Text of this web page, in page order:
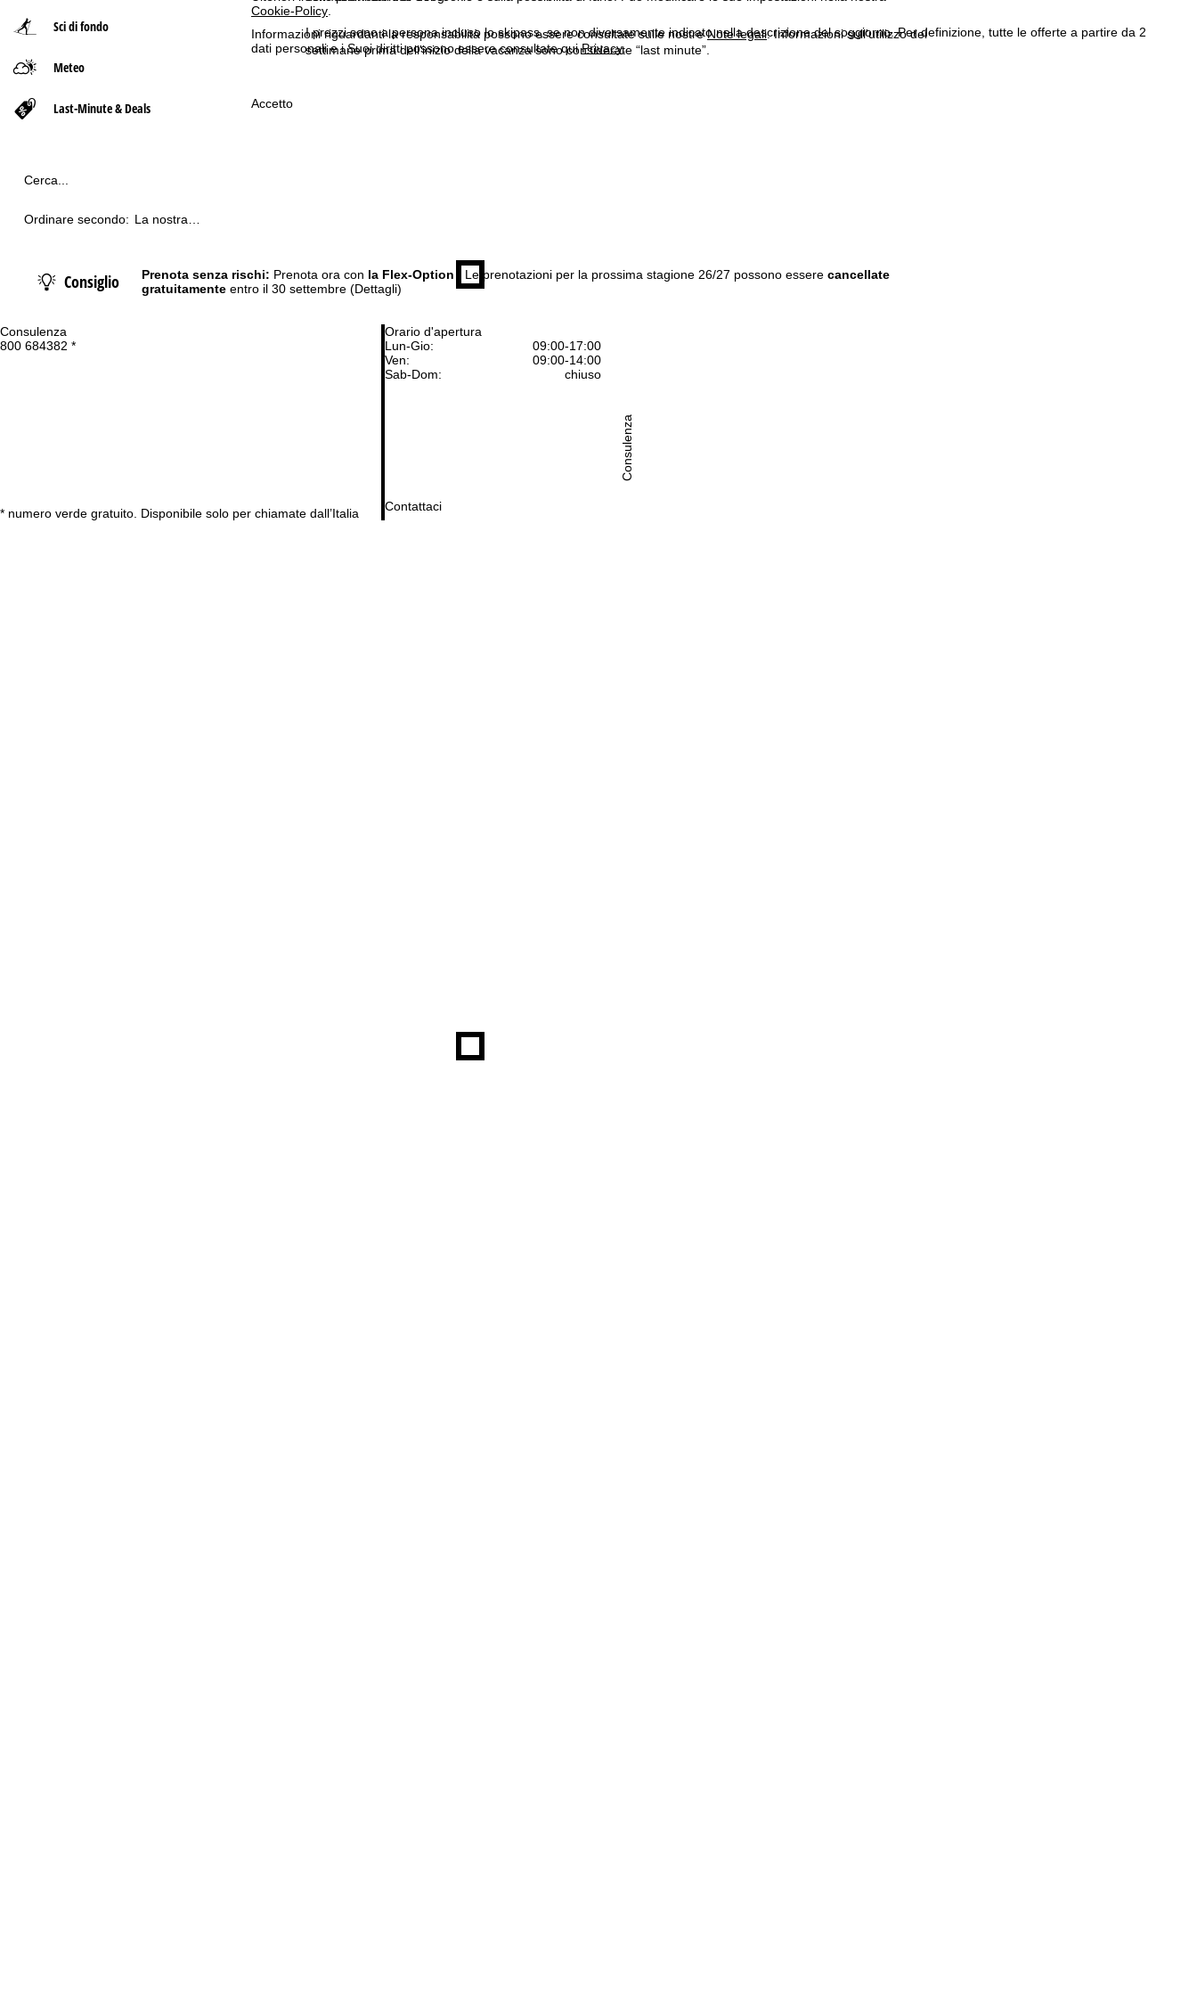
Cookie-Policy
Informazioni riguardanti la responsabilità possono essere consultate sulle nostreNote legali. Informazioni sull'utilizzo dei
dati personali e i Suoi diritti possono essere consultate quiPrivacy.
Accetto
Consulenza
800 684382 *
* numero verde gratuito. Disponibile solo per chiamate dall’Italia
Orario d'apertura
Lun-Gio:
09:00-17:00
Ven:
09:00-14:00
Sab-Dom:
chiuso
Contattaci
Consulenza
Sci di fondo
Meteo
Last-Minute & Deals
p
I prezzi sono a persona incluso lo skipass, se non diversamente indicato nella descrizione del soggiorno. Per definizione, tutte le offerte a partire da 2
settimane prima dell'inizio della vacanza sono considerate “last minute”.
Cerca...
Ordinare secondo: La nostra
Consiglio Prenota senza rischi: Prenota ora con la Flex-Option | Le prenotazioni per la prossima stagione 26/27 possono essere cancellate
gratuitamenteentro il 30 settembre (Dettagli)